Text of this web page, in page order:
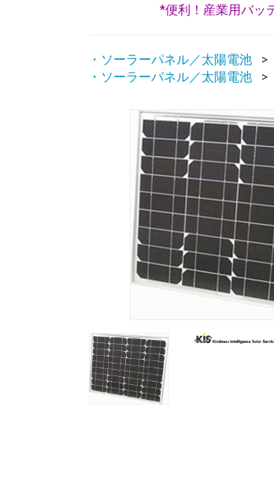
*便利！産業用バッ
・ソーラーパネル／太陽電池
・ソーラーパネル／太陽電池